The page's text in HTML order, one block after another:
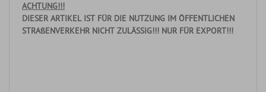
ACHTUNG!!!
DIESER ARTIKEL IST FÜR DIE NUTZUNG IM ÖFFENTLICHEN
STRAßENVERKEHR NICHT ZULÄSSIG!!! NUR FÜR EXPORT!!!